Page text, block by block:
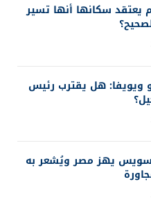
يعتقد سكانها أنها تسير
ويويفا: هل يقترب رئيس
يهز مصر ويُشعر به